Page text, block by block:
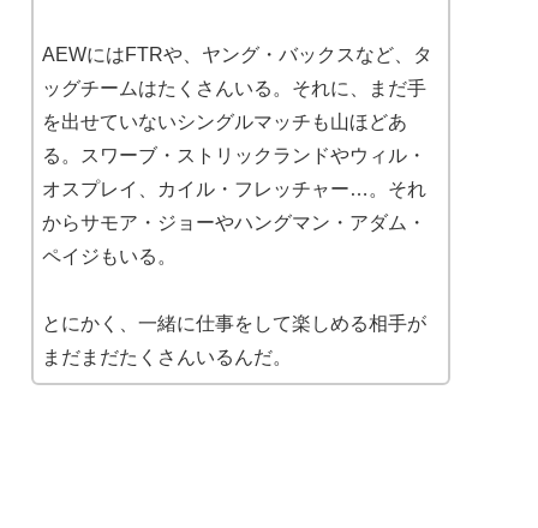
AEWにはFTRや、ヤング・バックスなど、タ
ッグチームはたくさんいる。それに、まだ手
を出せていないシングルマッチも山ほどあ
る。スワーブ・ストリックランドやウィル・
オスプレイ、カイル・フレッチャー…。それ
からサモア・ジョーやハングマン・アダム・
ペイジもいる。
とにかく、一緒に仕事をして楽しめる相手が
まだまだたくさんいるんだ。